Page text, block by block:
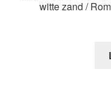
witte zand /